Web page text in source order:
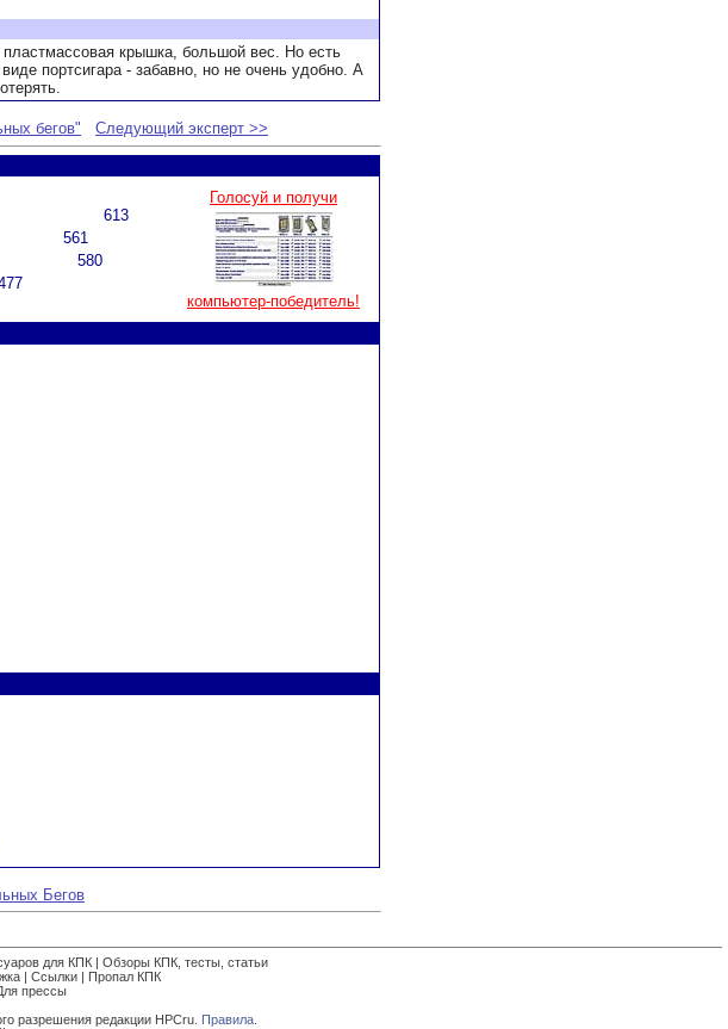
крышка, большой вес. Но есть
портсигара - забавно, но не очень удобно. А
бегов" Следующий эксперт >>
613
561
580
Голосуй и получи
компьютер-победитель!
Бегов
для КПК
Обзоры КПК, тесты, статьи
Ссылки
Пропал КПК
прессы
разрешения редакции HPCru.
Правила.